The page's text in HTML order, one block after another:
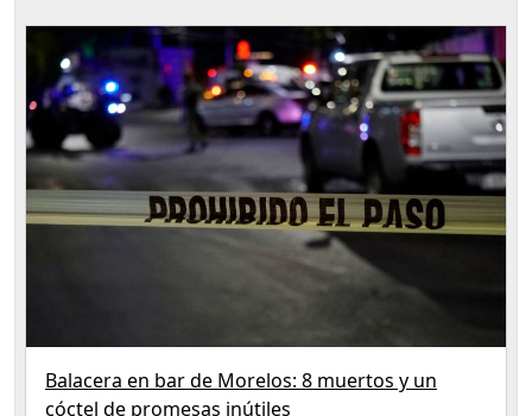
Balacera en bar de Morelos: 8 muertos y un
cóctel de promesas inútiles